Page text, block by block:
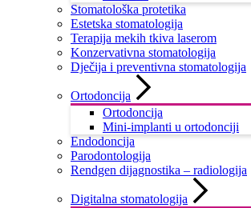
Stomatološka protetika
Estetska stomatologija
Terapija mekih tkiva laserom
Konzervativna stomatologija
Dječija i preventivna stomatologija
Ortodoncija
Ortodoncija
Mini-implanti u ortodonciji
Endodoncija
Parodontologija
Rendgen dijagnostika – radiologija
Digitalna stomatologija